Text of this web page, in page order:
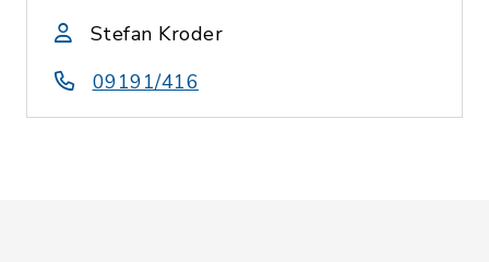
Stefan Kroder
09191/416